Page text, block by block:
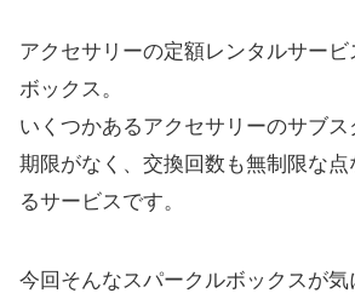
アクセサリーの定額レンタルサー
ボックス。
いくつかあるアクセサリーのサブ
期限がなく、交換回数も無制限な点
るサービスです。
今回そんなスパークルボックスが